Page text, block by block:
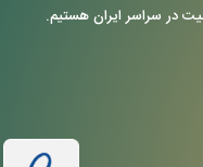
در سراسر ایران هستیم.